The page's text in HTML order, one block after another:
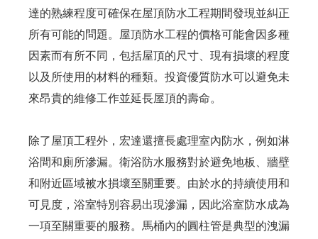
達的熟練程度可確保在屋頂防水工程期間發現並糾正
所有可能的問題。屋頂防水工程的價格可能會因多種
因素而有所不同，包括屋頂的尺寸、現有損壞的程度
以及所使用的材料的種類。投資優質防水可以避免未
來昂貴的維修工作並延長屋頂的壽命。
除了屋頂工程外，宏達還擅長處理室內防水，例如淋
浴間和廁所滲漏。衛浴防水服務對於避免地板、牆壁
和附近區域被水損壞至關重要。由於水的持續使用和
可見度，浴室特別容易出現滲漏，因此浴室防水成為
一項至關重要的服務。馬桶內的圓柱管是典型的洩漏